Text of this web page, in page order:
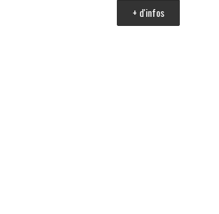
+ d'infos